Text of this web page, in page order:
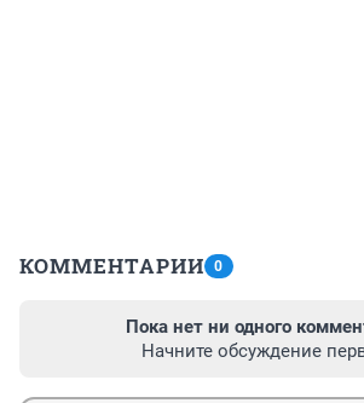
КОММЕНТАРИИ 0
Пока нет ни одного
Начните обсуждение